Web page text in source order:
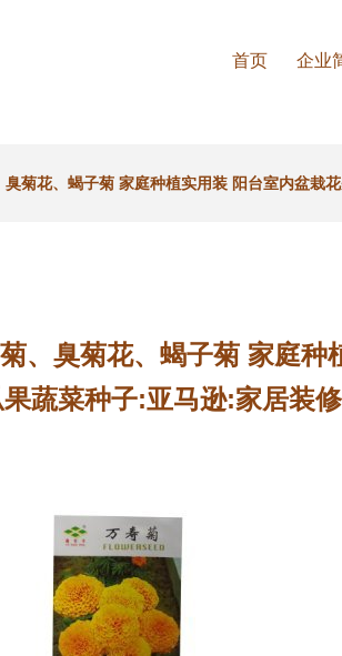
首页 企业
菊花、蝎子菊 家庭种植实用装 阳台室内盆栽
、臭菊花、蝎子菊 家庭
蔬菜种子:亚马逊:家居装修